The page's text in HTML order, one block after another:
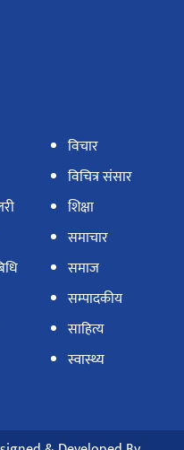
विचार
विचित्र संसार
शिक्षा
समाचार
समाज
सम्पादकीय
साहित्य
स्वास्थ्य